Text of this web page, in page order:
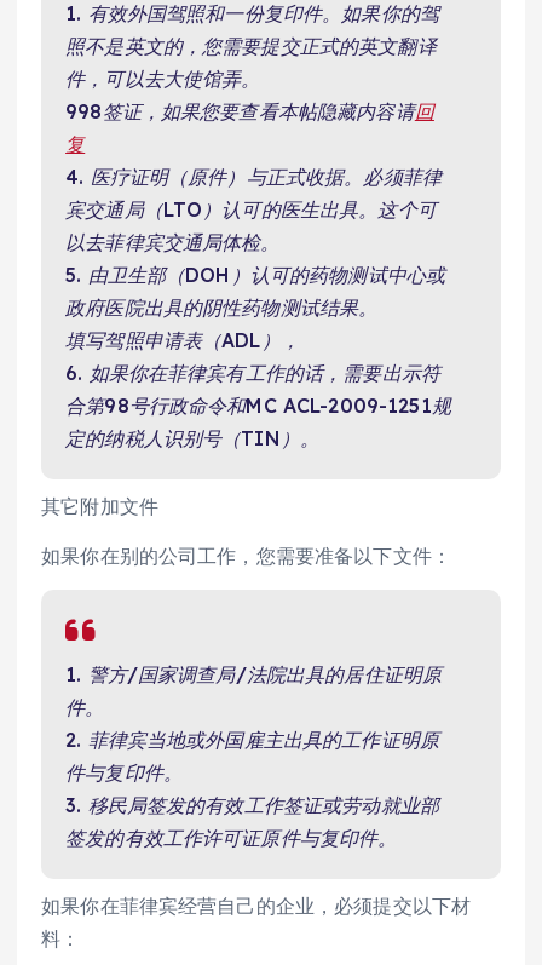
1. 有效外国驾照和一份复印件。如果你的驾
照不是英文的，您需要提交正式的英文翻译
件，可以去大使馆弄。
998签证，如果您要查看本帖隐藏内容请回
复
4. 医疗证明（原件）与正式收据。必须菲律
宾交通局（LTO）认可的医生出具。这个可
以去菲律宾交通局体检。
5. 由卫生部（DOH）认可的药物测试中心或
政府医院出具的阴性药物测试结果。
填写驾照申请表（ADL），
6. 如果你在菲律宾有工作的话，需要出示符
合第98号行政命令和MC ACL-2009-1251规
定的纳税人识别号（TIN）。
其它附加文件
如果你在别的公司工作，您需要准备以下文件：
1. 警方/国家调查局/法院出具的居住证明原
件。
2. 菲律宾当地或外国雇主出具的工作证明原
件与复印件。
3. 移民局签发的有效工作签证或劳动就业部
签发的有效工作许可证原件与复印件。
如果你在菲律宾经营自己的企业，必须提交以下材
料：